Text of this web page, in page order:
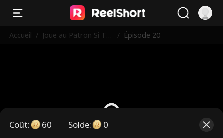
Accueil / Joue au Patron Si Tu
/ Épisode 20
Coût: 60 Solde: 0